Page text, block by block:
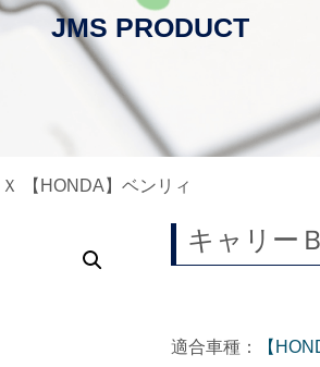
【HONDA】ベンリィ
キャリー
適合車種： 【